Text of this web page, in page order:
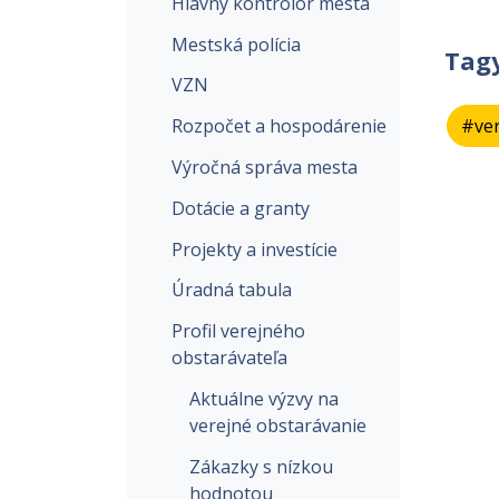
Mestská polícia
VZN
Rozpočet a hospodárenie
Výročná správa mesta
Dotácie a granty
Projekty a investície
Úradná tabula
Profil verejného
obstarávateľa
Aktuálne výzvy na
verejné obstarávanie
Zákazky s nízkou
hodnotou